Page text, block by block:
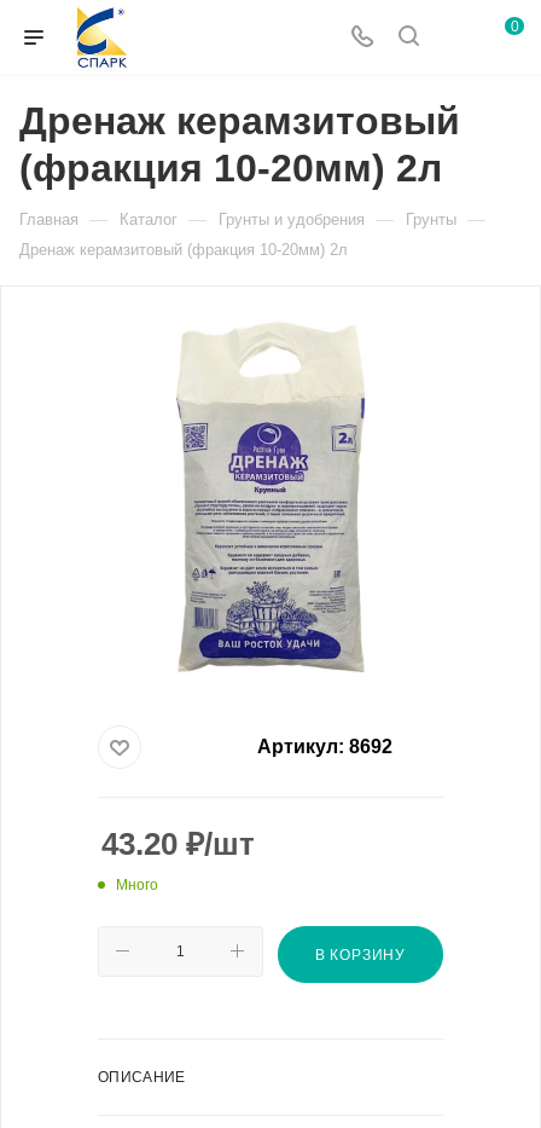
0
Дренаж керамзитовый
(фракция 10-20мм) 2л
Главная — Каталог — Грунты и удобрения — Грунты —
Дренаж керамзитовый (фракция 10-20мм) 2л
Артикул: 8692
43.20 ₽/шт
Много
В КОРЗИНУ
ОПИСАНИЕ